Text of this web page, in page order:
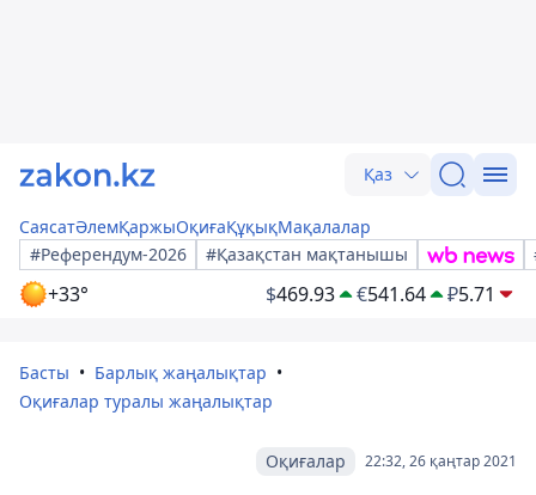
Қаз
СаясатӘлемҚаржыОқиғаҚұқықМақалалар
#Референдум-2026
#Қазақстан мақтанышы
+33° $469.93 €541.64 ₽5.71
Басты
Барлық жаңалықтар
Оқиғалар туралы жаңалықтар
22:32, 26 қаңтар 2021
Оқиғалар